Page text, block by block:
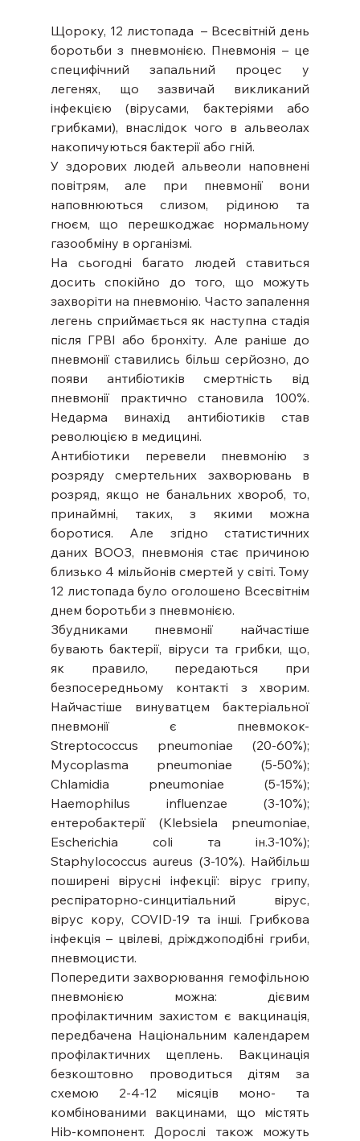
Щороку, 12 листопада  – Всесвітній день
боротьби з пневмонією. Пневмонія – це
специфічний запальний процес у
легенях, що зазвичай викликаний
інфекцією (вірусами, бактеріями або
грибками), внаслідок чого в альвеолах
накопичуються бактерії або гній.
У здорових людей альвеоли наповнені
повітрям, але при пневмонії вони
наповнюються слизом, рідиною та
гноєм, що перешкоджає нормальному
газообміну в організмі.
На сьогодні багато людей ставиться
досить спокійно до того, що можуть
захворіти на пневмонію. Часто запалення
легень сприймається як наступна стадія
після ГРВІ або бронхіту. Але раніше до
пневмонії ставились більш серйозно, до
появи антибіотиків смертність від
пневмонії практично становила 100%.
Недарма винахід антибіотиків став
революцією в медицині.
Антибіотики перевели пневмонію з
розряду смертельних захворювань в
розряд, якщо не банальних хвороб, то,
принаймні, таких, з якими можна
боротися. Але згідно статистичних
даних ВООЗ, пневмонія стає причиною
близько 4 мільйонів смертей у світі. Тому
12 листопада було оголошено Всесвітнім
днем боротьби з пневмонією.
Збудниками пневмонії найчастіше
бувають бактерії, віруси та грибки, що,
як правило, передаються при
безпосередньому контакті з хворим.
Найчастіше винуватцем бактеріальної
пневмонії є пневмокок-
Streptococcus pneumoniae (20-60%);
Mycoplasma pneumoniae (5-50%);
Chlamidia pneumoniae (5-15%);
Haemophilus influenzae (3-10%);
ентеробактерії (Klebsiela pneumoniae,
Escherichia coli та ін.3-10%);
Staphylococcus aureus (3-10%). Найбільш
поширені вірусні інфекції: вірус грипу,
респіраторно-синцитіальний вірус,
вірус кору, COVID-19 та інші. Грибкова
інфекція – цвілеві, дріжджоподібні гриби,
пневмоцисти.
Попередити захворювання гемофільною
пневмонією можна: дієвим
профілактичним захистом є вакцинація,
передбачена Національним календарем
профілактичних щеплень. Вакцинація
безкоштовно проводиться дітям за
схемою 2-4-12 місяців моно- та
комбінованими вакцинами, що містять
Hib-компонент. Дорослі також можуть